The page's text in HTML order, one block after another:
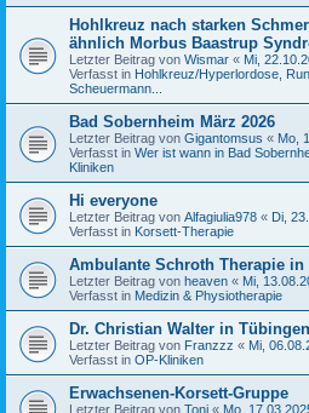
Hohlkreuz nach starken
ähnlich Morbus Baastrup
Letzter Beitrag von Wismar « Mi,
Verfasst in Hohlkreuz/Hyperlordose,
Scheuermann...
Bad Sobernheim März 2026
Letzter Beitrag von Gigantomsus « Mo,
Verfasst in Wer ist wann in Bad
Kliniken
Hi everyone
Letzter Beitrag von Alfagiulia978 « Di,
Verfasst in Korsett-Therapie
Ambulante Schroth Therapie in
Letzter Beitrag von heaven « Mi,
Verfasst in Medizin & Physiotherapie
Dr. Christian Walter in Tübingen
Letzter Beitrag von Franzzz « Mi,
Verfasst in OP-Kliniken
Erwachsenen-Korsett-Gruppe
Letzter Beitrag von Toni « Mo,